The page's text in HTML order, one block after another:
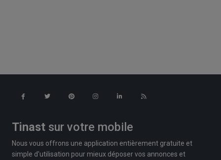
Tinast sur votre mobile
Nous vous offrons une application entièrement gratuite et
simple d'utilisation pour mieux déposer vos annonces et